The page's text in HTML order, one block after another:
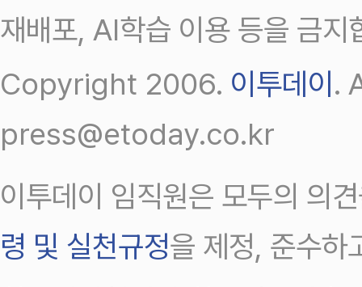
재배포, AI학습 이용 등을 금지
Copyright 2006. 이투데이 .
press@etoday.co.kr
이투데이 임직원은 모두의 의
령 및 실천규정을 제정, 준수하